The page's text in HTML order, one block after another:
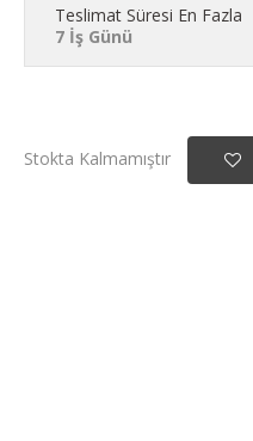
Teslimat Süresi En Fazla
7 İş Günü
Stokta Kalmamıştır